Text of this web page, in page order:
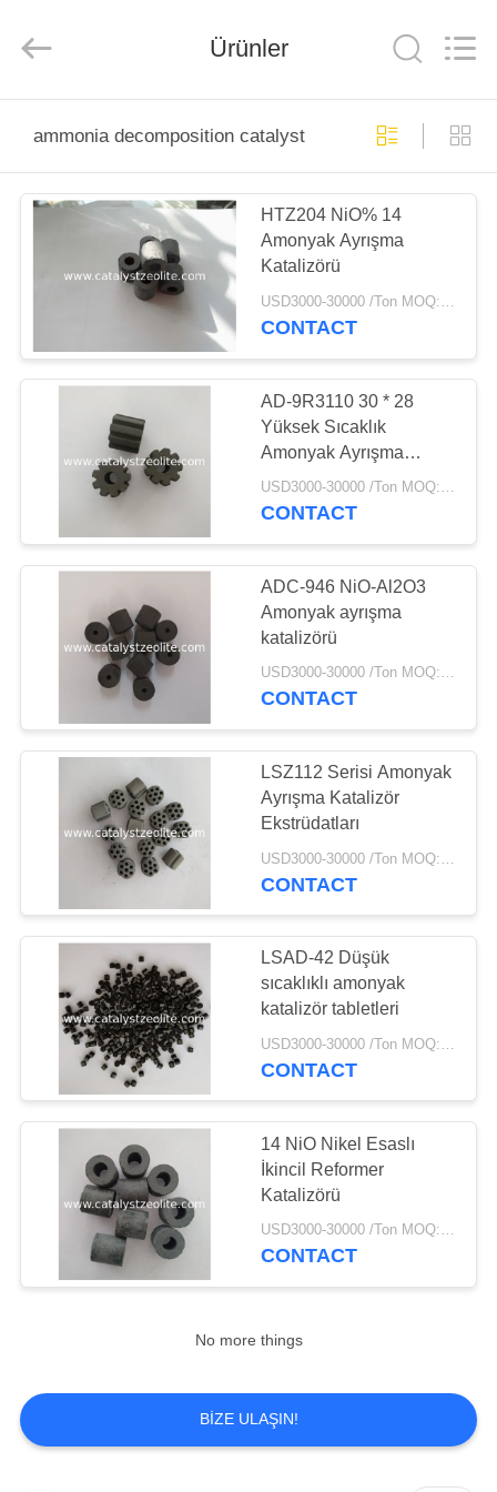
ÜRÜNLER
HAKKIMIZDA
TURU
KALITE
KONTROL
BIZE
ULAŞIN
HABERLER
VAKALAR
HARITASI
PRIVACY
POLICY
Rights
Ürünler
ammonia decomposition catalyst
HTZ204 NiO% 14
Amonyak Ayrışma
Katalizörü
USD3000-30000 /Ton MOQ:1 kg
CONTACT
AD-9R3110 30 * 28
Yüksek Sıcaklık
Amonyak Ayrışma
Katalizörü
USD3000-30000 /Ton MOQ:1 kg
CONTACT
ADC-946 NiO-Al2O3
Amonyak ayrışma
katalizörü
USD3000-30000 /Ton MOQ:1 kg
CONTACT
LSZ112 Serisi Amonyak
Ayrışma Katalizör
Ekstrüdatları
CONTACT
LSAD-42 Düşük
sıcaklıklı amonyak
katalizör tabletleri
USD3000-30000 /Ton MOQ:1 kg
CONTACT
14 NiO Nikel Esaslı
İkincil Reformer
Katalizörü
USD3000-30000 /Ton MOQ:1 kg
CONTACT
No more things
BIZE ULAŞIN!